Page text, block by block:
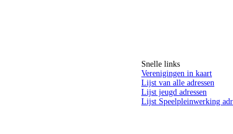
Snelle links
Verenigingen in kaart
Lijst van alle adressen
Lijst jeugd adressen
Lijst Speelpleinwerking